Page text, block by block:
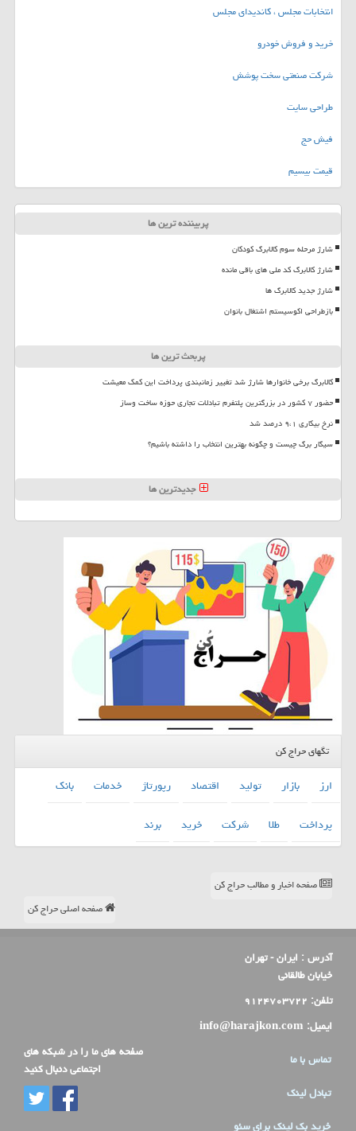
انتخابات مجلس ، کاندیدای مجلس
خرید و فروش خودرو
شرکت صنعتی سخت پوشش
طراحی سایت
فیش حج
قیمت بیسیم
پربیننده ترین ها
شارژ مرحله سوم کالابرگ کودکان
شارژ کالابرگ کد ملی های باقی مانده
شارژ جدید کالابرگ ها
بازطراحی اکوسیستم اشتغال بانوان
پربحث ترین ها
کالابرگ برخی خانوارها شارژ شد تغییر زمانبندی پرداخت این کمک معیشت
حضور ۷ کشور در بزرگترین پلتفرم تبادلات تجاری حوزه ساخت وساز
نرخ بیکاری ۹،۱ درصد شد
سیگار برگ چیست و چگونه بهترین انتخاب را داشته باشیم؟
جدیدترین ها
تگهای حراج کن
ارز بازار تولید اقتصاد رپورتاژ خدمات
بانك
پرداخت
طلا شركت خرید برند
صفحه اخبار و مطالب حراج کن
صفحه اصلی حراج کن
آدرس : ایران - تهران
خیابان طالقانی
تلفن: ۹۱۲۴۷۰۳۷۲۲
ایمیل: info@harajkon.com
تماس با ما
تبادل لینک
خرید بک لینک برای سئو
صفحه های ما را در شبکه های
اجتماعی دنبال کنید